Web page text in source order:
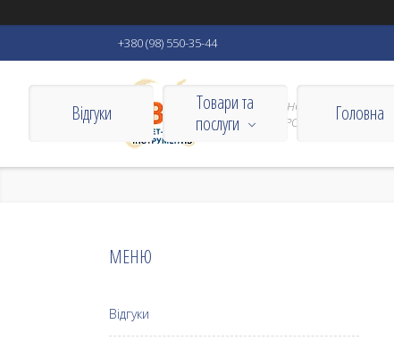
+380 (98) 550-35-44
VIZBORN ІНСТРУМЕНТИ ДЛЯ
ДОМУ ТА РОБОТИ
Відгуки
Товари та
послуги
Головна
Відгуки